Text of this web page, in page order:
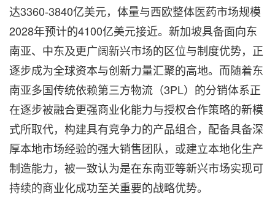
达3360-3840亿美元，体量与西欧整体医药市场规模
2028年预计的4100亿美元接近。新加坡具备面向东
南亚、中东及更广阔新兴市场的区位与制度优势，正
逐步成为全球资本与创新力量汇聚的高地。而随着东
南亚多国传统依赖第三方物流（3PL）的分销体系正
在逐步被融合更强商业化能力与授权合作策略的新模
式所取代，构建具有竞争力的产品组合，配备具备深
厚本地市场经验的强大销售团队，或建立本地化生产
制造能力，被一致认为是在东南亚等新兴市场实现可
持续的商业化成功至关重要的战略优势。